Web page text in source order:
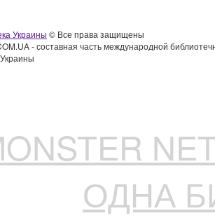
Украины © Все права защищены
- составная часть международной
ОДНА